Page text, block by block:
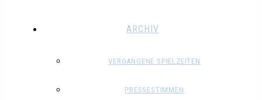
ARCHIV
VERGANGENE SPIELZEITEN
PRESSESTIMMEN